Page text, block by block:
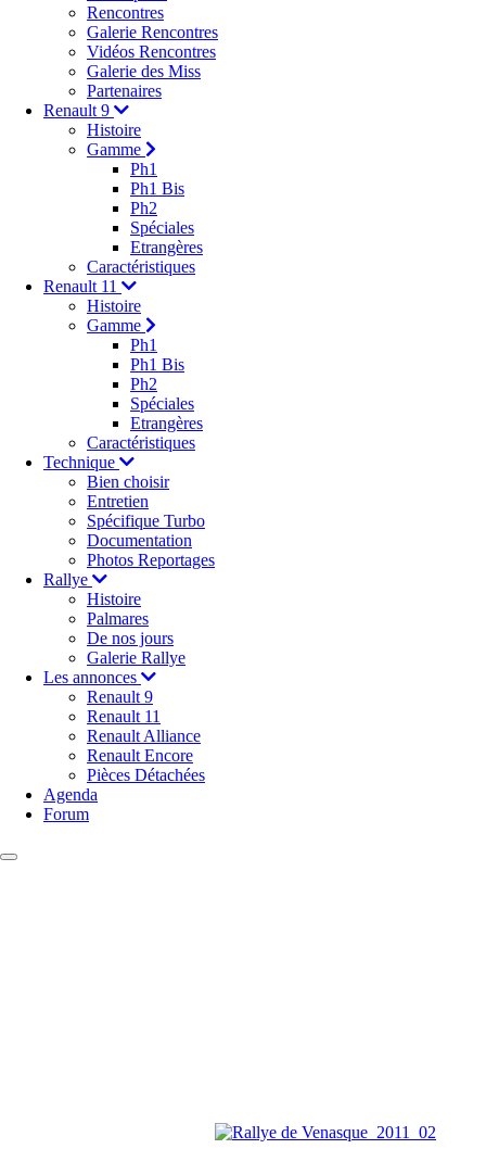
Rencontres
Galerie Rencontres
Vidéos Rencontres
Galerie des Miss
Partenaires
Renault 9
Histoire
Gamme
Ph1
Ph1 Bis
Ph2
Spéciales
Etrangères
Caractéristiques
Renault 11
Histoire
Gamme
Ph1
Ph1 Bis
Ph2
Spéciales
Etrangères
Caractéristiques
Technique
Bien choisir
Entretien
Spécifique Turbo
Documentation
Photos Reportages
Rallye
Histoire
Palmares
De nos jours
Galerie Rallye
Les annonces
Renault 9
Renault 11
Renault Alliance
Renault Encore
Pièces Détachées
Agenda
Forum